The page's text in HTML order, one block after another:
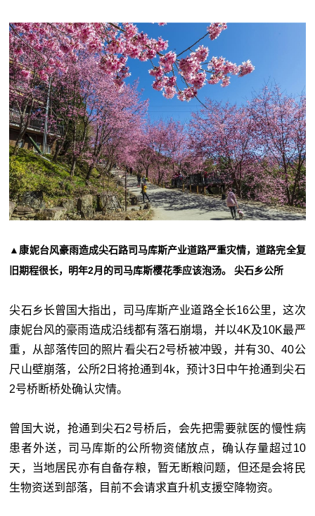
▲康妮台风豪雨造成尖石路司马库斯产业道路严重灾情，道路完全复
旧期程很长，明年2月的司马库斯樱花季应该泡汤。 尖石乡公所
尖石乡长曾国大指出，司马库斯产业道路全长16公里，这次
康妮台风的豪雨造成沿线都有落石崩塌，并以4K及10K最严
重，从部落传回的照片看尖石2号桥被冲毁，并有30、40公
尺山壁崩落，公所2日将抢通到4k，预计3日中午抢通到尖石
2号桥断桥处确认灾情。
曾国大说，抢通到尖石2号桥后，会先把需要就医的慢性病
患者外送，司马库斯的公所物资储放点，确认存量超过10
天，当地居民亦有自备存粮，暂无断粮问题，但还是会将民
生物资送到部落，目前不会请求直升机支援空降物资。